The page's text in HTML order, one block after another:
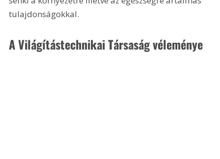
tulajdonságokkal.
A Világítástechnikai Társaság véleménye